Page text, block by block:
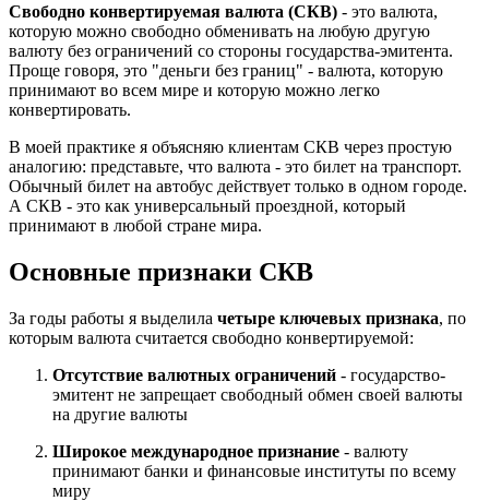
Свободно конвертируемая валюта (СКВ) - это валюта,
которую можно свободно обменивать на любую другую
валюту без ограничений со стороны государства-эмитента.
Проще говоря, это "деньги без границ" - валюта, которую
принимают во всем мире и которую можно легко
конвертировать.
В моей практике я объясняю клиентам СКВ через простую
аналогию: представьте, что валюта - это билет на транспорт.
Обычный билет на автобус действует только в одном городе.
А СКВ - это как универсальный проездной, который
принимают в любой стране мира.
Основные признаки СКВ
За годы работы я выделила четыре ключевых признака, по
которым валюта считается свободно конвертируемой:
Отсутствие валютных ограничений - государство-
эмитент не запрещает свободный обмен своей валюты
на другие валюты
Широкое международное признание - валюту
принимают банки и финансовые институты по всему
миру